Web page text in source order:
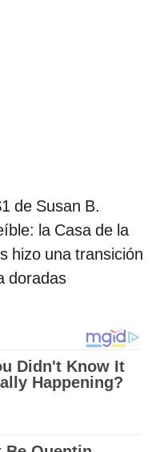
de Susan B.
la Casa de la
hizo una transición
doradas